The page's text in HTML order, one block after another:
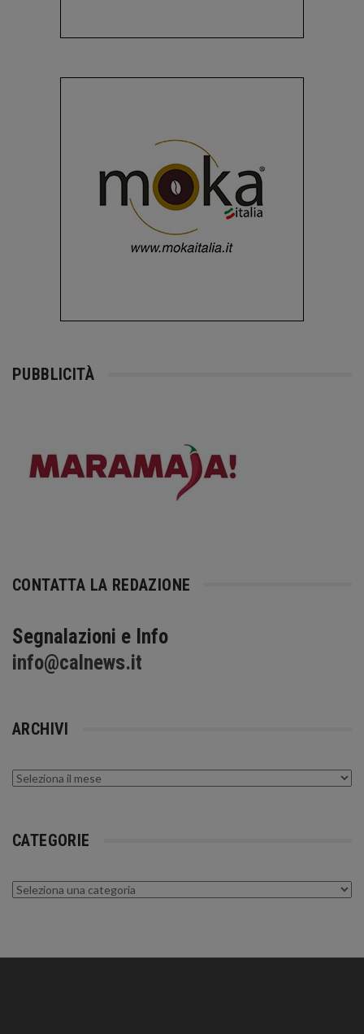
PUBBLICITÀ
CONTATTA LA REDAZIONE
Segnalazioni e Info
info@calnews.it
ARCHIVI
Archivi
CATEGORIE
Categorie